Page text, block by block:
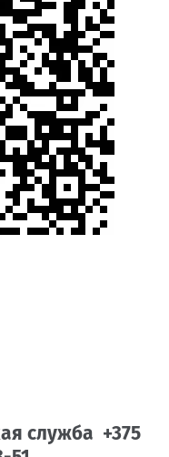
служба +375